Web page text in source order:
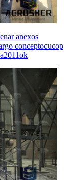
anexos
conceptocucop